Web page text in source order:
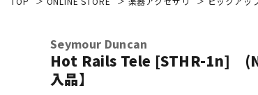
Seymour Duncan
Hot Rails Tele [STHR-1n]
入品】